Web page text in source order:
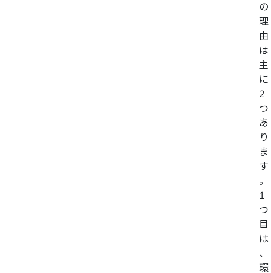
の
理
由
は
主
に
2
つ
あ
り
ま
す
。
1
つ
目
は
、
環